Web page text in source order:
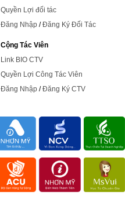
Quyền Lợi đối tác
Đăng Nhập /Đăng Ký Đối Tác
Cộng Tác Viên
Link BIO CTV
Quyền Lợi Công Tác Viên
Đăng Nhập /Đăng Ký CTV